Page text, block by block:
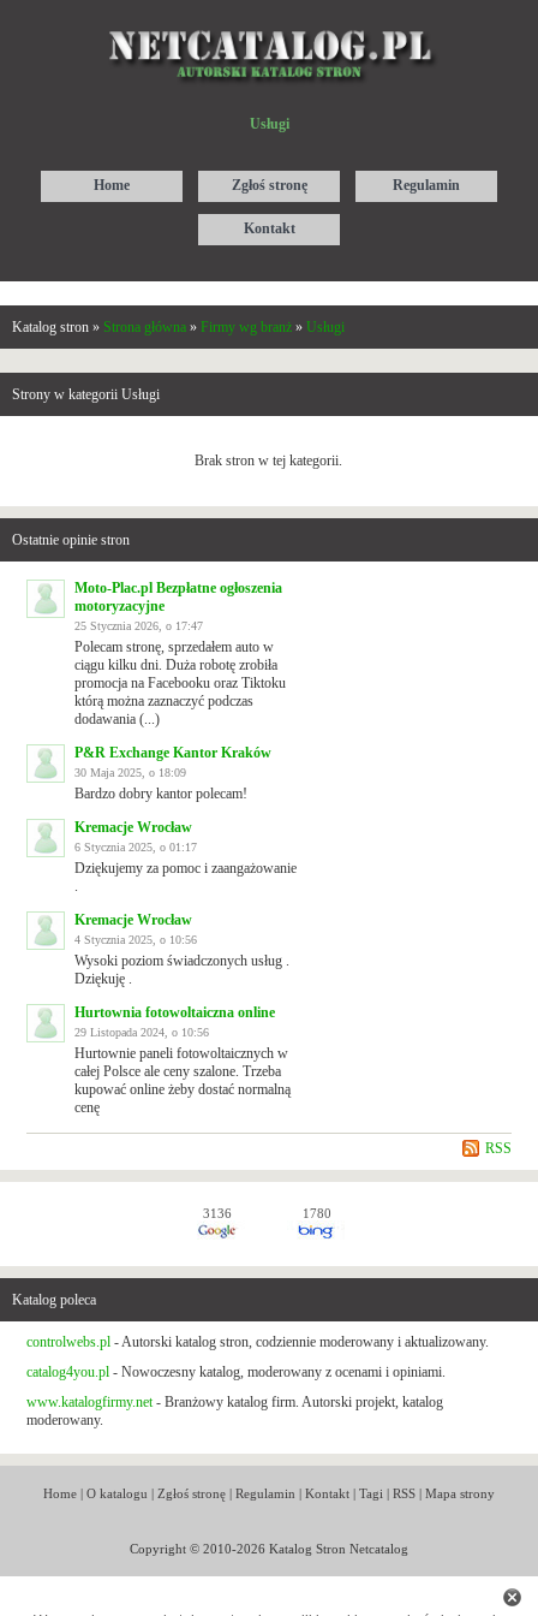
Usługi
Home Zgłoś stronę Regulamin
Kontakt
Katalog stron » Strona główna » Firmy wg branż » Usługi
Strony w kategorii Usługi
Brak stron w tej kategorii.
Ostatnie opinie stron
Moto-Plac.pl Bezpłatne ogłoszenia
motoryzacyjne
25 Stycznia 2026, o 17:47
Polecam stronę, sprzedałem auto w
ciągu kilku dni. Duża robotę zrobiła
promocja na Facebooku oraz Tiktoku
którą można zaznaczyć podczas
dodawania (...)
P&R Exchange Kantor Kraków
30 Maja 2025, o 18:09
Bardzo dobry kantor polecam!
Kremacje Wrocław
6 Stycznia 2025, o 01:17
Dziękujemy za pomoc i zaangażowanie
Kremacje Wrocław
4 Stycznia 2025, o 10:56
Wysoki poziom świadczonych usług .
Dziękuję .
Hurtownia fotowoltaiczna online
29 Listopada 2024, o 10:56
Hurtownie paneli fotowoltaicznych w
całej Polsce ale ceny szalone. Trzeba
kupować online żeby dostać normalną
cenę
RSS
3136 1780
Katalog poleca
controlwebs.pl - Autorski katalog stron, codziennie moderowany i aktualizowany.
catalog4you.pl - Nowoczesny katalog, moderowany z ocenami i opiniami.
www.katalogfirmy.net - Branżowy katalog firm. Autorski projekt, katalog
moderowany.
Home| O katalogu | Zgłoś stronę| Regulamin | Kontakt| Tagi | RSS| Mapa strony
Copyright © 2010-2026 Katalog Stron Netcatalog